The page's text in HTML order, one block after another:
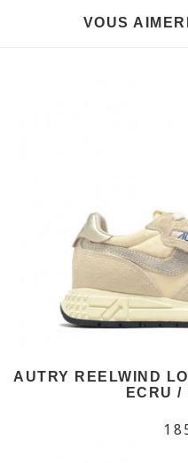
VOUS
AUTRY REELWIND
ECRU /